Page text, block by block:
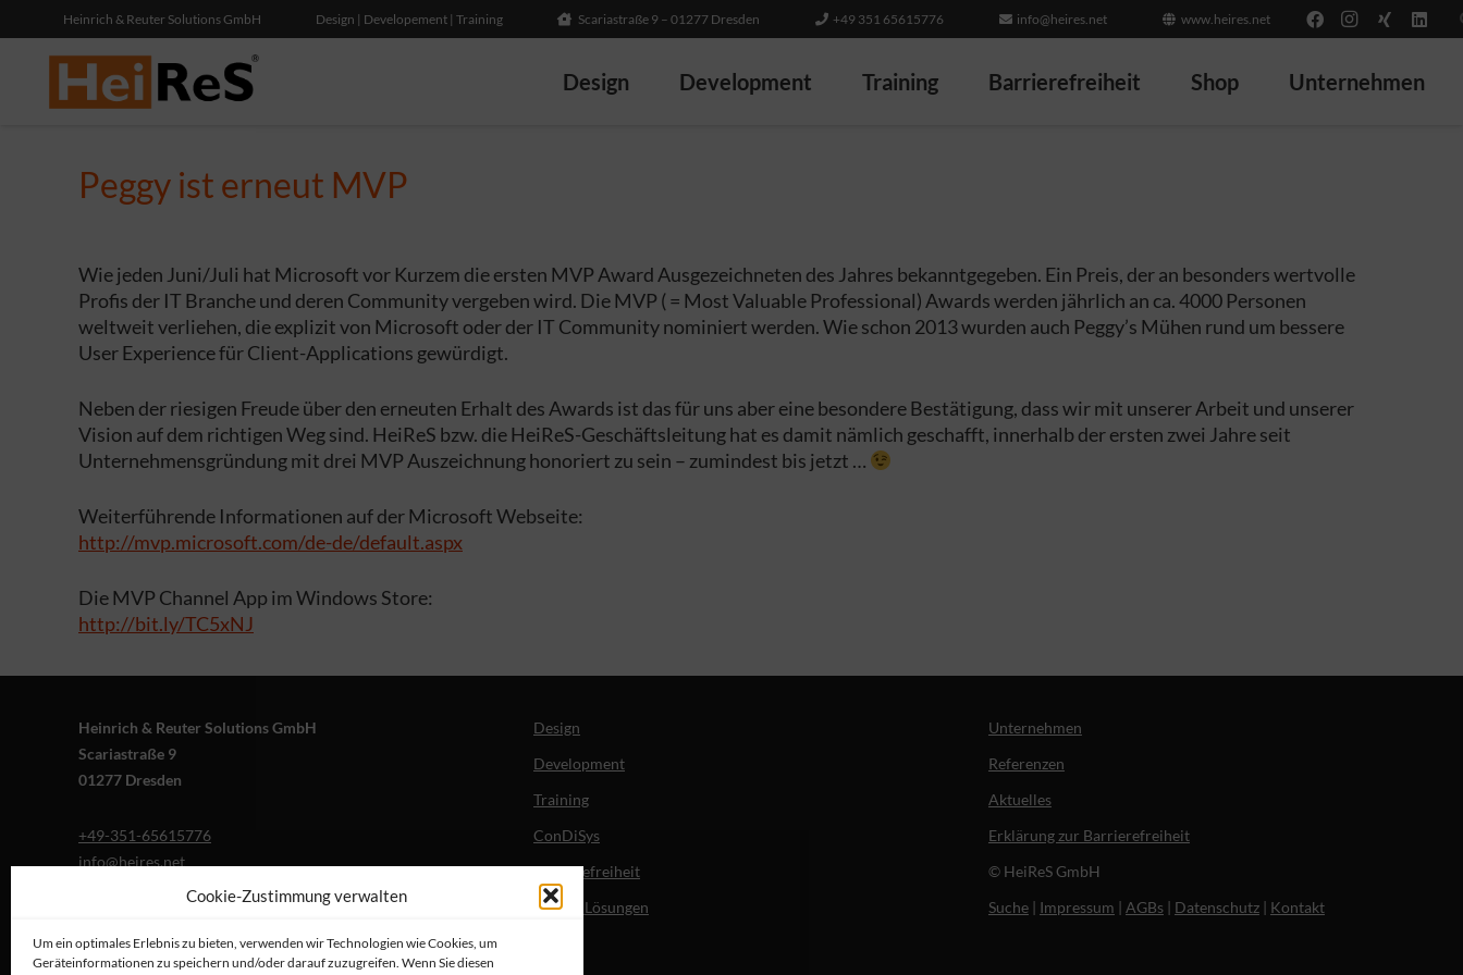
Cookie-Zustimmung verwalten
Um ein optimales Erlebnis zu bieten, verwenden wir Technologien wie Cookies, um
Geräteinformationen zu speichern und/oder darauf zuzugreifen. Wenn Sie diesen
Heinrich & Reuter Solutions GmbH Design | Developement | Training Scariastraße 9 – 01277 Dresden +49 351 65615776 info@heires.net www.heires.net
Design Development Training Barrierefreiheit Shop Unternehmen
Peggy ist erneut MVP
Wie jeden Juni/Juli hat Microsoft vor Kurzem die ersten MVP Award Ausgezeichneten des Jahres bekanntgegeben. Ein Preis, der an besonders wertvolle
Profis der IT Branche und deren Community vergeben wird. Die MVP ( = Most Valuable Professional) Awards werden jährlich an ca. 4000 Personen
weltweit verliehen, die explizit von Microsoft oder der IT Community nominiert werden. Wie schon 2013 wurden auch Peggy’s Mühen rund um bessere
User Experience für Client-Applications gewürdigt.
Neben der riesigen Freude über den erneuten Erhalt des Awards ist das für uns aber eine besondere Bestätigung, dass wir mit unserer Arbeit und unserer
Vision auf dem richtigen Weg sind. HeiReS bzw. die HeiReS-Geschäftsleitung hat es damit nämlich geschafft, innerhalb der ersten zwei Jahre seit
Unternehmensgründung mit drei MVP Auszeichnung honoriert zu sein – zumindest bis jetzt …
Weiterführende Informationen auf der Microsoft Webseite:
http://mvp.microsoft.com/de-de/default.aspx
Die MVP Channel App im Windows Store:
http://bit.ly/TC5xNJ
Heinrich & Reuter Solutions GmbH
Scariastraße 9
01277 Dresden
+49-351-65615776
info@heires.net
Design
Development
Training
ConDiSys
Barrierefreiheit
Mobile Lösungen
Unternehmen
Referenzen
Aktuelles
Erklärung zur Barrierefreiheit
© HeiReS GmbH
Suche| Impressum | AGBs| Datenschutz| Kontakt